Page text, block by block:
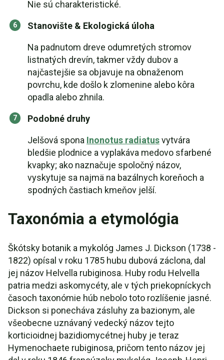
Nie sú charakteristické.
Stanovište & Ekologická úloha
Na padnutom dreve odumretých stromov
listnatých drevín, takmer vždy dubov a
najčastejšie sa objavuje na obnaženom
povrchu, kde došlo k zlomenine alebo kôra
opadla alebo zhnila.
Podobné druhy
Jelšová spona Inonotus radiatusvytvára
bledšie plodnice a vyplakáva medovo sfarbené
kvapky; ako naznačuje spoločný názov,
vyskytuje sa najmä na bazálnych koreňoch a
spodných častiach kmeňov jelší.
Taxonómia a etymológia
Škótsky botanik a mykológ James J. Dickson (1738 -
1822) opísal v roku 1785 hubu dubová záclona, dal
jej názov Helvella rubiginosa. Huby rodu Helvella
patria medzi askomycéty, ale v tých priekopníckych
časoch taxonómie húb nebolo toto rozlíšenie jasné.
Dickson si ponecháva zásluhy za bazionym, ale
všeobecne uznávaný vedecký názov tejto
korticioidnej bazidiomycétnej huby je teraz
Hymenochaete rubiginosa, pričom tento názov jej